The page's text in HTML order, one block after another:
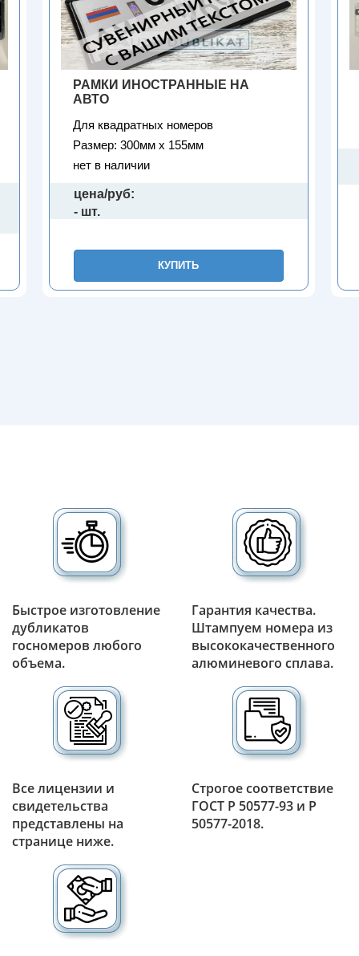
РАМКИ ИНОСТРАННЫЕ НА
АВТО
Для квадратных номеров
Размер: 300мм х 155мм
нет в наличии
цена/руб:
- шт.
КУПИТЬ
Быстрое изготовление
дубликатов
госномеров любого
объема.
Гарантия качества.
Штампуем номера из
высококачественного
алюминевого сплава.
Все лицензии и
свидетельства
представлены на
странице ниже.
Строгое соответствие
ГОСТ Р 50577-93 и Р
50577-2018.